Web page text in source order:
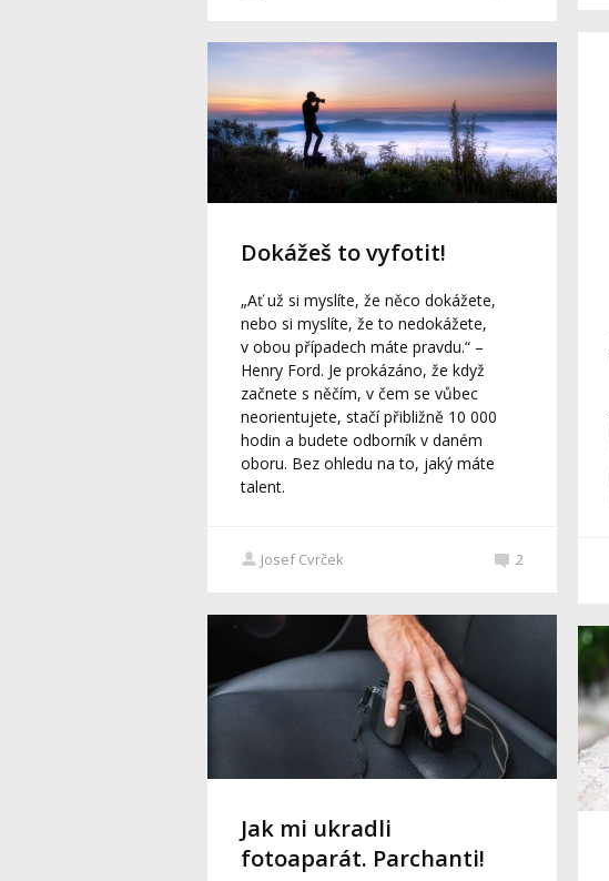
Dokážeš to vyfotit!
„Ať už si myslíte, že něco dokážete,
nebo si myslíte, že to nedokážete,
v obou případech máte pravdu.“ –
Henry Ford. Je prokázáno, že když
začnete s něčím, v čem se vůbec
neorientujete, stačí přibližně 10 000
hodin a budete odborník v daném
oboru. Bez ohledu na to, jaký máte
talent.
Josef Cvrček 2
Jak mi ukradli
fotoaparát. Parchanti!